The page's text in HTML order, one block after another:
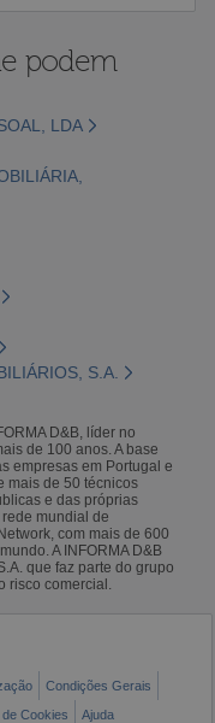
podem
LDA
S.A.
D&B, líder no
de 100 anos. A base
empresas em Portugal e
mais de 50 técnicos
e das próprias
mundial de
com mais de 600
A INFORMA D&B
que faz parte do grupo
risco comercial.
Condições Gerais
de Cookies Ajuda